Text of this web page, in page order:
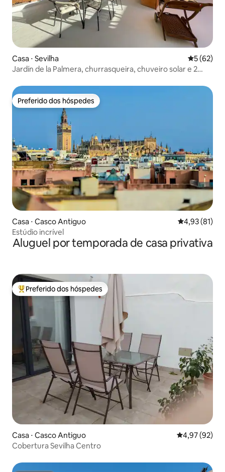
Casa ⋅ Sevilha 5 de uma
5 (62)
Jardín de la Palmera, churrasqueira, chuveiro solar e 2
Preferido dos hóspedes
Preferido dos hóspedes
Casa ⋅ Casco Antiguo 4,93 de uma
4,93 (81)
Estúdio incrível
Aluguel por temporada de casa privativa
Entre os melhores preferidos dos hóspedes
Preferido dos hóspedes
Casa ⋅ Casco Antiguo 4,97 de uma
4,97 (92)
Cobertura Sevilha Centro